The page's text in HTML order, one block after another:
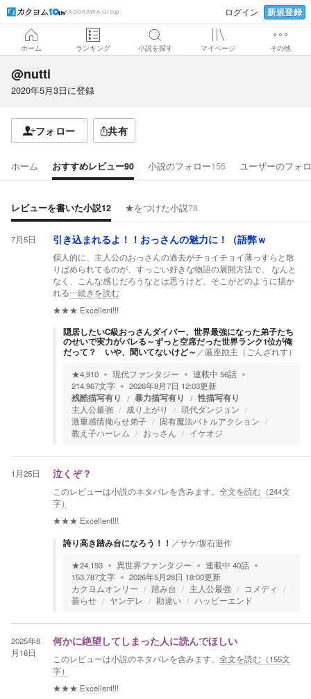
KADOKAWA Group ログイン 新規登録
ホーム ランキング 小説を探す マイページ その他
@nutti
2020年5月3日に登録
フォロー 共有
ホーム おすすめレビュー90 小説のフォロー155 ユーザーのフォ
レビューを書いた小説12 ★をつけた小説78
7月5日 引き込まれるよ！！おっさんの魅力に！（語弊ｗ
個人的に、主人公のおっさんの過去がチョイチョイ薄っすらと散
りばめられてるのが、すっごい好きな物語の展開方法で、 なんと
なく、こんな感じだろうなとは思うけど、そこがどのように描か
れる…続きを読む
★★★ Excellent!!!
隠居したいC級おっさんダイバー、世界最強になった弟子たち
のせいで実力がバレる～ずっと空席だった世界ランク1位が俺
だって？ いや、聞いてないけど～ ／厳座励主（ごんざれす）
★4,910 現代ファンタジー 連載中 56話
214,967文字 2026年8月7日 12:03更新
残酷描写有り 暴力描写有り 性描写有り
主人公最強 成り上がり
現代ダンジョン
激重感情拗らせ弟子
固有魔法バトルアクション
教え子ハーレム
おっさん イケオジ
1月25日 泣くぞ？
このレビューは小説のネタバレを含みます。 全文を読む（244文
字）
★★★ Excellent!!!
誇り高き踏み台になろう！！ ／サケ/坂石遊作
★24,193 異世界ファンタジー 連載中 40話
153,787文字 2026年5月28日 18:00更新
カクヨムオンリー
踏み台 主人公最強
コメディ
曇らせ
ヤンデレ 勘違い ハッピーエンド
2025年8
月16日
何かに絶望してしまった人に読んでほしい
このレビューは小説のネタバレを含みます。 全文を読む（155文
字）
★★★ Excellent!!!